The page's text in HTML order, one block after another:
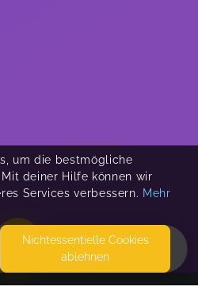
um die bestmögliche
deiner Hilfe können wir
Services verbessern. Mehr
Nicht­essentielle Cookies
ablehnen